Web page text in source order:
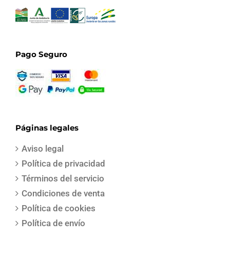
Pago Seguro
Páginas legales
Aviso legal
Política de privacidad
Términos del servicio
Condiciones de venta
Política de cookies
Política de envío